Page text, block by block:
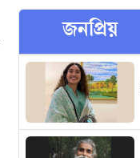
জনপ্রিয়